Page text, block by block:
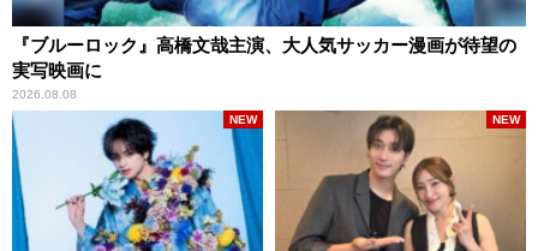
『ブルーロック』高橋文哉主演、大人気サッカー漫画が待望の
実写映画に
2026.08.08
NEW NEW